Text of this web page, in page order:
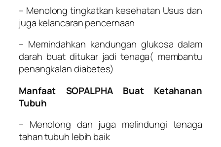
– Menolong tingkatkan kesehatan Usus dan
juga kelancaran pencernaan
– Memindahkan kandungan glukosa dalam
darah buat ditukar jadi tenaga( membantu
penangkalan diabetes)
Manfaat SOPALPHA Buat Ketahanan
Tubuh
– Menolong dan juga melindungi tenaga
tahan tubuh lebih baik